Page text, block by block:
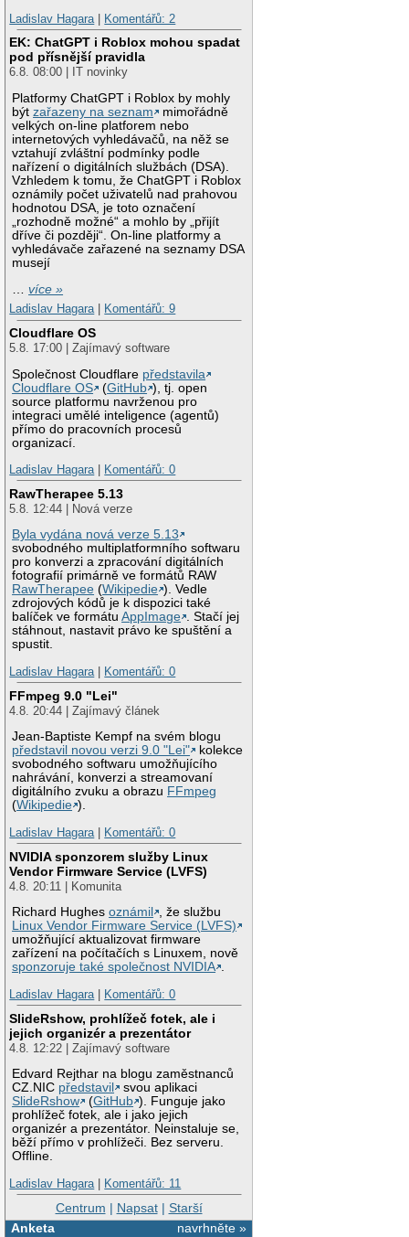
Ladislav Hagara
Komentářů: 2
EK: ChatGPT i Roblox mohou spadat
pod přísnější pravidla
6.8. 08:00 | IT novinky
Platformy ChatGPT i Roblox by mohly
býtzařazeny na seznam
mimořádně
velkých on-line platforem nebo
internetových vyhledávačů, na něž se
vztahují zvláštní podmínky podle
nařízení o digitálních službách (DSA).
Vzhledem k tomu, že ChatGPT i Roblox
oznámily počet uživatelů nad prahovou
hodnotou DSA, je toto označení
„rozhodně možné“ a mohlo by „přijít
dříve či později“. On-line platformy a
vyhledávače zařazené na seznamy DSA
musejí
…více »
Ladislav Hagara| Komentářů: 9
Cloudflare OS
5.8. 17:00 | Zajímavý software
Společnost Cloudflare představila
Cloudflare OS
(GitHub ), tj. open
source platformu navrženou pro
integraci umělé inteligence (agentů)
přímo do pracovních procesů
organizací.
Ladislav Hagara| Komentářů: 0
RawTherapee 5.13
5.8. 12:44 | Nová verze
Byla vydána nová verze 5.13
svobodného multiplatformního softwaru
pro konverzi a zpracování digitálních
fotografií primárně ve formátů RAW
RawTherapee (Wikipedie ). Vedle
zdrojových kódů je k dispozici také
balíček ve formátuAppImage . Stačí jej
stáhnout, nastavit právo ke spuštění a
spustit.
Ladislav Hagara| Komentářů: 0
FFmpeg 9.0 "Lei"
4.8. 20:44 | Zajímavý článek
Jean-Baptiste Kempf na svém blogu
představil novou verzi 9.0 "Lei"
kolekce
svobodného softwaru umožňujícího
nahrávání, konverzi a streamovaní
digitálního zvuku a obrazu FFmpeg
(Wikipedie ).
Ladislav Hagara| Komentářů: 0
NVIDIA sponzorem služby Linux
Vendor Firmware Service (LVFS)
4.8. 20:11 | Komunita
Richard Hughesoznámil
, že službu
Linux Vendor Firmware Service (LVFS)
umožňující aktualizovat firmware
zařízení na počítačích s Linuxem, nově
sponzoruje také společnost NVIDIA .
Ladislav Hagara| Komentářů: 0
SlideRshow, prohlížeč fotek, ale i
jejich organizér a prezentátor
4.8. 12:22 | Zajímavý software
Edvard Rejthar na blogu zaměstnanců
CZ.NIC představil
svou aplikaci
SlideRshow
(GitHub ). Funguje jako
prohlížeč fotek, ale i jako jejich
organizér a prezentátor. Neinstaluje se,
běží přímo v prohlížeči. Bez serveru.
Offline.
Ladislav Hagara| Komentářů: 11
Centrum | Napsat| Starší
navrhněte »
Anketa